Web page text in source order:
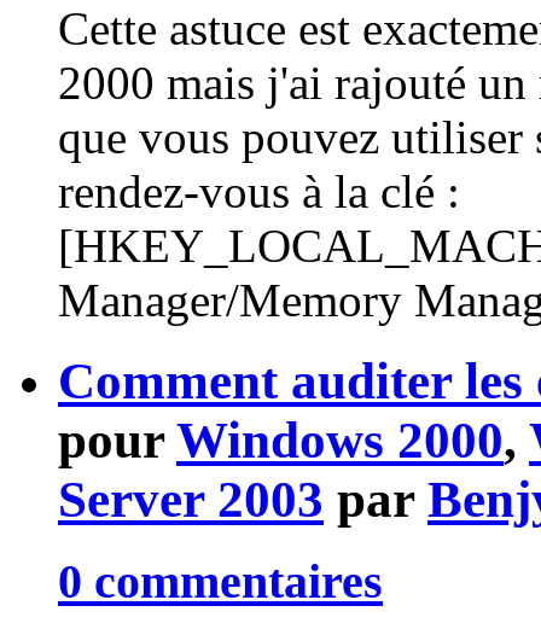
Cette astuce est
2000 mais j'ai rajouté
que vous pouvez
rendez-vous à la clé :
Manager/Memory
Comment auditer les
pourWindows 2000,
Server 2003 par
0 commentaires